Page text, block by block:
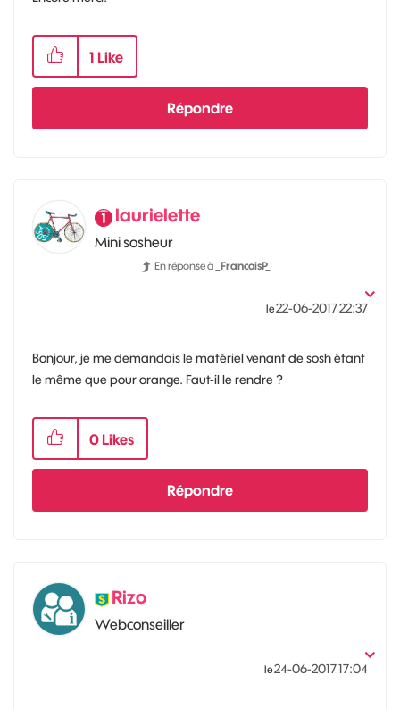
1 Like
Répondre
laurielette
Mini sosheur
En réponse à _FrancoisP_
le‎22-06-201722:37
Bonjour, je me demandais le matériel venant de sosh étant
le même que pour orange. Faut-il le rendre ?
0 Likes
Répondre
Rizo
Webconseiller
le‎24-06-201717:04